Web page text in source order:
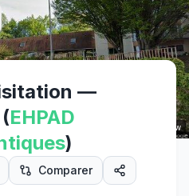
Street View
—
(EHPAD
)
Comparer